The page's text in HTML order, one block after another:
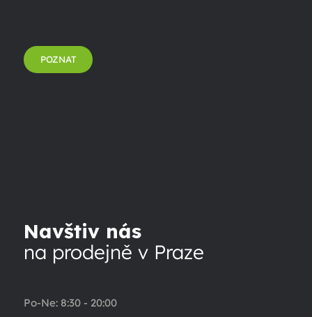
POZNAT
Navštiv nás
na prodejně v Praze
Po-Ne: 8:30 - 20:00